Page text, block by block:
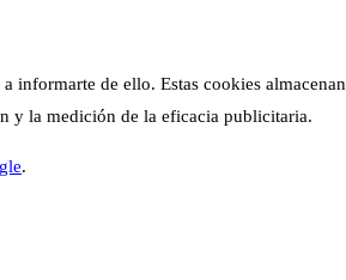
informarte de ello. Estas cookies almacenan
y la medición de la eficacia publicitaria.
.